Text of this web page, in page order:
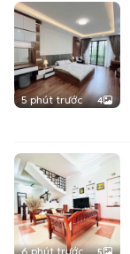
5 phút trước 4
6 phút trước 5